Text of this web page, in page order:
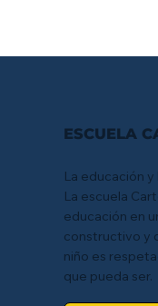
ESCUELA
La educación
La escuela
educación en
constructivo y
niño es
que pueda ser.